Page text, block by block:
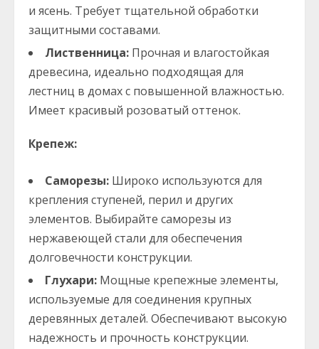
и ясень. Требует тщательной обработки
защитными составами.
Лиственница: Прочная и влагостойкая
древесина, идеально подходящая для
лестниц в домах с повышенной влажностью.
Имеет красивый розоватый оттенок.
Крепеж:
Саморезы: Широко используются для
крепления ступеней, перил и других
элементов. Выбирайте саморезы из
нержавеющей стали для обеспечения
долговечности конструкции.
Глухари: Мощные крепежные элементы,
используемые для соединения крупных
деревянных деталей. Обеспечивают высокую
надежность и прочность конструкции.